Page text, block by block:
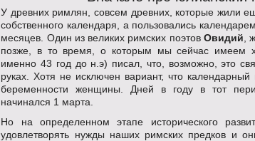
У древних римлян, совсем древних, которые жили
собственного календаря, а пользовались
месяцев. Один из великих римских поэтов Овидий ,
позже, в то время, о которым мы сейчас имеем
именно 43 год до н.э) писал, что, возможно, это
руках. Хотя не исключен вариант, что
беременности женщины. Дней в году в тот
начинался 1 марта.
Но на определенном этапе исторического
удовлетворять нужды наших римских предков и